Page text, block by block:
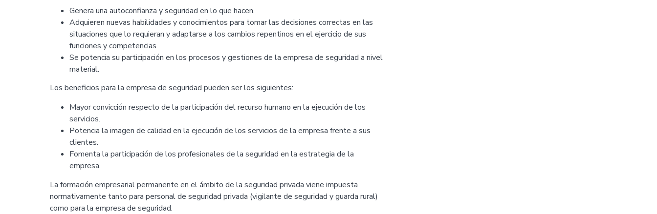
Genera una autoconfianza y seguridad en lo que hacen.
Adquieren nuevas habilidades y conocimientos para tomar las decisiones correctas en las
situaciones que lo requieran y adaptarse a los cambios repentinos en el ejercicio de sus
funciones y competencias.
Se potencia su participación en los procesos y gestiones de la empresa de seguridad a nivel
material.
Los beneficios para la empresa de seguridad pueden ser los siguientes:
Mayor convicción respecto de la participación del recurso humano en la ejecución de los
servicios.
Potencia la imagen de calidad en la ejecución de los servicios de la empresa frente a sus
clientes.
Fomenta la participación de los profesionales de la seguridad en la estrategia de la
empresa.
La formación empresarial permanente en el ámbito de la seguridad privada viene impuesta
normativamente tanto para personal de seguridad privada (vigilante de seguridad y guarda rural)
como para la empresa de seguridad.